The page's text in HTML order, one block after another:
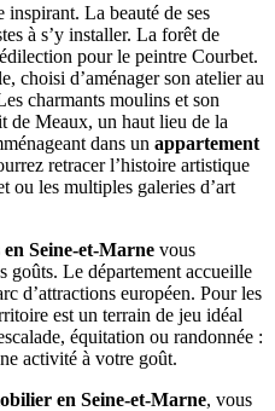
La beauté de ses
à s’y installer. La forêt de
pour le peintre Courbet.
choisi d’aménager son atelier au
charmants moulins et son
de Meaux, un haut lieu de la
dans un appartement
retracer l’histoire artistique
ou les multiples galeries d’art
Seine-et-Marne vous
goûts. Le département accueille
d’attractions européen. Pour les
est un terrain de jeu idéal
équitation ou randonnée :
activité à votre goût.
en Seine-et-Marne, vous